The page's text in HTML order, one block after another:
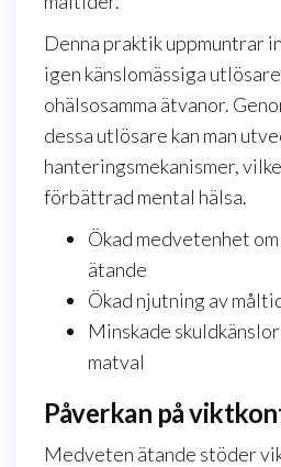
Denna praktik uppmuntrar
igen känslomässiga
ohälsosamma ätvanor.
dessa utlösare kan man
hanteringsmekanismer,
förbättrad mental hälsa.
Ökad medvetenhet
ätande
Ökad njutning av
Minskade
matval
Påverkan på
Medveten ätande stöder